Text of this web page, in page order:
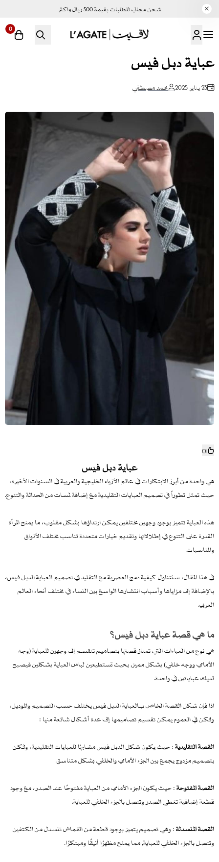
شحن مجاني للطلبات بقيمة 500 ريال واكثر
لاقيت | LAGATE
0
عباية دبل فيس
23 يناير 2025 محمد مصطفي
0
عباية دبل فيس
هي واحدة من أبرز الابتكارات في عالم الأزياء الخليجية والعربية في السنوات الأخيرة،
حيث تمثل تطوراً في تصميم العبايات التقليدية مع إضافة لمسات من الحداثة والتنوع.
هذه العباية تتميز بوجود وجهين مختلفين يمكن ارتداؤها بشكل مقلوب، ما يمنح المرأة
القدرة على التنوع في إطلالاتها وتقديم خيارات متعددة تناسب مختلف الأذواق
والمناسبات.
في هذا المقال، سنتناول كيفية دمج العصرية مع التقليد في تصميم العباية الدبل فيس،
بالإضافة إلى مزاياها وأسباب انتشارها الواسع بين النساء في مختلف أنحاء العالم
العربي.
ما هي قصة عباية دبل فيس؟
هي نوع من العباءات التي تمتاز قصتها بتصاميم تنقسم إلى وجهين للعباية (وجه
الأمامي ووجه خلفي) بشكل مميز, بحيث تستطيعين لباس العباية بشكلين فيصبح
لديك عباياتين في واحدة.
اذا فإن شكل القصة الخاص بـالعباية الدبل فيس يختلف حسب التصميم والموديل،
ولكن في العموم يمكن تقسيم تصاميمها إلى عدة أشكال شائعة منها :
القصة التقليدية: حيث يكون شكل الدبل فيس مشابهًا للعبايات التقليدية، ولكن
بتصميم مزدوج يجمع بين الجزء الأمامي والخلفي بشكل متناسق.
القصة المفتوحة: حيث يكون الجزء الأمامي من العباية مفتوحًا عند الصدر، مع وجود
قطعة إضافية تغطي الصدر وتتصل بالجزء الخلفي للعباية.
القصة المنسدلة: وهي تصميم يتميز بوجود قطعة من القماش تنسدل من الكتفين
وتتصل بالجزء الخلفي للعباية, مما يمنح مظهرًا أنيقًا ومبتكرًا.